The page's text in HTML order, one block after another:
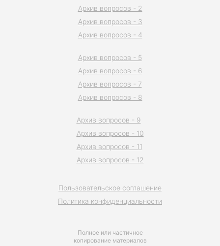
Полное или частичное
копирование материалов
Пользовательское соглашение
Политика конфиденциальности
Архив вопросов - 2
Архив вопросов - 3
Архив вопросов - 4
Архив вопросов - 5
Архив вопросов - 6
Архив вопросов - 7
Архив вопросов - 8
Архив вопросов - 9
Архив вопросов - 10
Архив вопросов - 11
Архив вопросов - 12